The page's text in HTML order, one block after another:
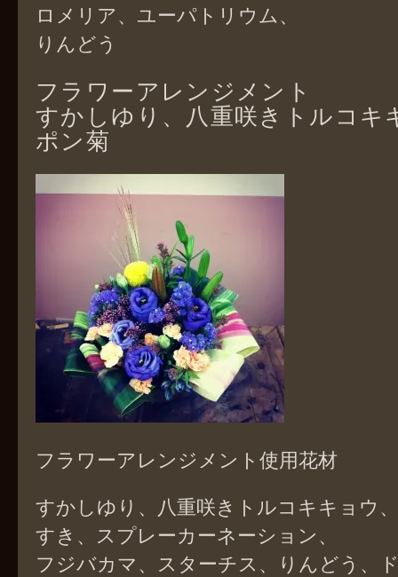
ロメリア、ユーパトリウム、
りんどう
フラワーアレンジメント
すかしゆり、八重咲きトルコキ
ポン菊
フラワーアレンジメント使用花材
すかしゆり、八重咲きトルコキキョウ
すき、スプレーカーネーション、
フジバカマ、スターチス、りんどう、